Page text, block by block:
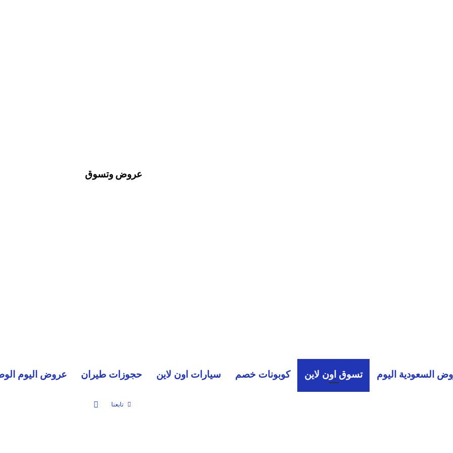
عروض وتسوق
السعودية اليوم تسوق اون لاين كوبونات خصم سيارات اون لاين حجوزات طيران عروض اليوم
تابعنا